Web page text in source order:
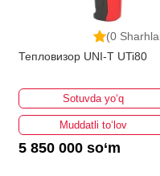
(0
Тепловизор UNI-T UTi80
Sotuvda yo‘q
Muddatli to‘lov
5 850 000 so‘m